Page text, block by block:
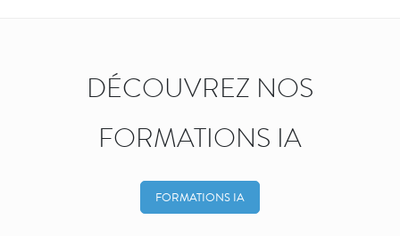
DÉCOUVREZ NOS
FORMATIONS IA
FORMATIONS IA